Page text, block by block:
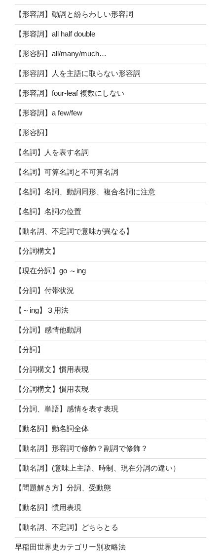
【形容詞】動詞と紛らわしい形容詞
【形容詞】all half double
【形容詞】all/many/much…
【形容詞】人を主語に取らない形容詞
【形容詞】four-leaf 複数にしない
【形容詞】a few/few
【形容詞】
【名詞】人を表す名詞
【名詞】可算名詞と不可算名詞
【名詞】名詞、動詞同形、複合名詞に注意
【名詞】名詞の位置
【動名詞、不定詞で意味が異なる】
【分詞構文】
【現在分詞】go ～ing
【分詞】付帯状況
【～ing】３用法
【分詞】感情他動詞
【分詞】
【分詞構文】慣用表現
【分詞構文】慣用表現
【分詞、単語】感情を表す表現
【動名詞】動名詞全体
【動名詞】形容詞で修飾？副詞で修飾？
【動名詞】(意味上主語、時制、現在分詞の違い）
【問題解き方】分詞、受動態
【動名詞】慣用表現
【動名詞、不定詞】どちらとる
早稲田世界史カテゴリー別攻略法